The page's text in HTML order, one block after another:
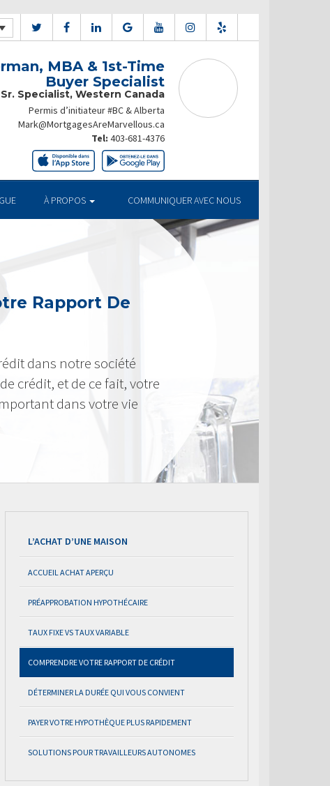
MBA & 1st-Time
Buyer Specialist
Sr. Specialist, Western Canada
Permis d’initiateur #BC & Alberta
Mark@MortgagesAreMarvellous.ca
Tel: 403-681-4376
À PROPOS COMMUNIQUER AVEC NOUS
Rapport De
dans notre société
crédit, et de ce fait, votre
dans votre vie
L’ACHAT D’UNE MAISON
ACCUEIL ACHAT APERÇU
PRÉAPPROBATION HYPOTHÉCAIRE
TAUX FIXE VS TAUX VARIABLE
COMPRENDRE VOTRE RAPPORT DE CRÉDIT
DÉTERMINER LA DURÉE QUI VOUS CONVIENT
PAYER VOTRE HYPOTHÈQUE PLUS RAPIDEMENT
SOLUTIONS POUR TRAVAILLEURS AUTONOMES